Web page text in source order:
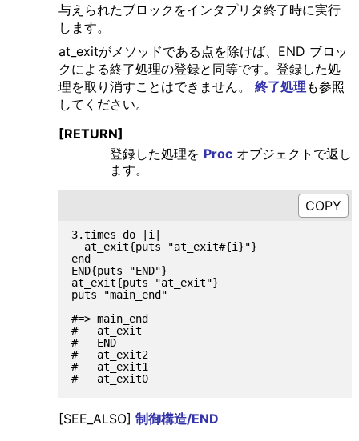
与えられたブロックをインタプリタ終了時に実行
します。
at_exitがメソッドである点を除けば、END ブロッ
クによる終了処理の登録と同等です。登録した処
理を取り消すことはできません。 終了処理 も参照
してください。
[RETURN]
登録した処理を Procオブジェクトで返し
ます。
3.times do |i|
  at_exit{puts "at_exit#{i}"}
end
END{puts "END"}
at_exit{puts "at_exit"}
puts "main_end"
#=> main_end
#   at_exit
#   END
#   at_exit2
#   at_exit1
#   at_exit0
[SEE_ALSO] 制御構造/END